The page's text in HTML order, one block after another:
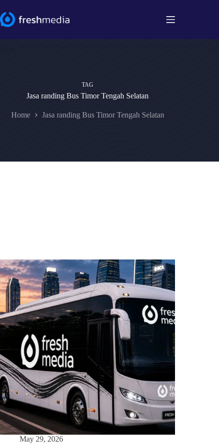
to
content
TAG
Jasa randing Bus Timor Tengah Selatan
Home Jasa randing Bus Timor Tengah Selatan
May 29, 2026